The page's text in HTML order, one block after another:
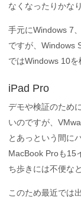
なくなったりかな
手元にWindows 7
ですが、Windows
ではWindows 10を
iPad Pro
デモや検証のため
いのですが、
とあっという間に
MacBook Proも15
ち歩きには不便な
このため最近では